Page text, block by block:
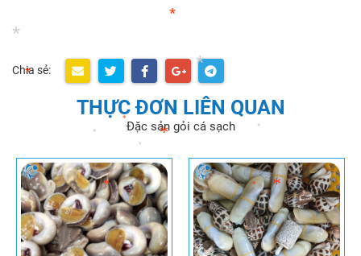
*
*
*
*
*
*
*
*
Chia sẻ:
THỰC ĐƠN LIÊN QUAN
Đặc sản gỏi cá sạch